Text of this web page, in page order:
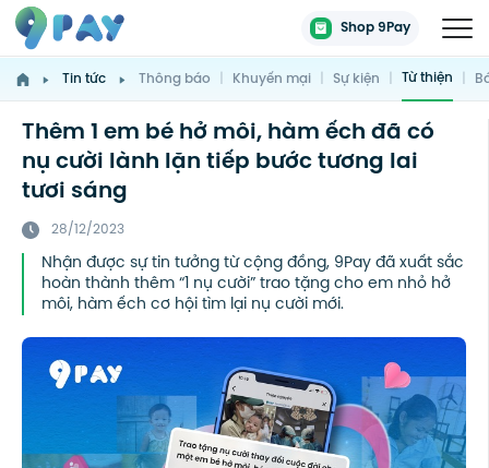
Shop 9Pay
Tin tức Thông báo | Khuyến mại | Sự kiện | Từ thiện |
Thêm 1 em bé hở môi, hàm ếch đã có
nụ cười lành lặn tiếp bước tương lai
tươi sáng
28/12/2023
Nhận được sự tin tưởng từ cộng đồng, 9Pay đã xuất sắc
hoàn thành thêm “1 nụ cười” trao tặng cho em nhỏ hở
môi, hàm ếch cơ hội tìm lại nụ cười mới.